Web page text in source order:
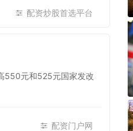
配资炒股首选平台
550元和525元国家发改
配资门户网